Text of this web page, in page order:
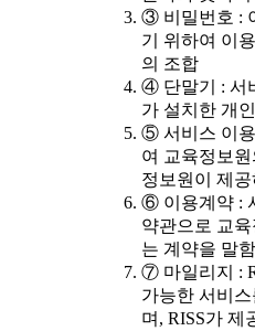
③ 비밀번호 :
기 위하여 이
의 조합
④ 단말기 : 서
가 설치한 개
⑤ 서비스 이
여 교육정보
정보원이 제
⑥ 이용계약 :
약관으로 교
는 계약을 말함
⑦ 마일리지 :
가능한 서비
며, RISS가 제